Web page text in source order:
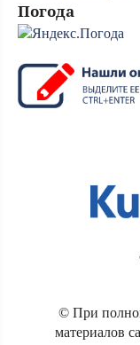
Погода
© При
материалов